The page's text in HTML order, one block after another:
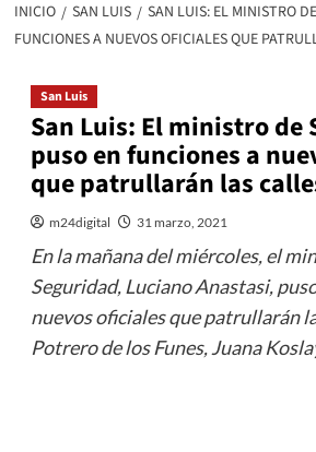
INICIO SAN LUIS
SAN LUIS: EL MINISTRO
FUNCIONES A NUEVOS OFICIALES QUE
San Luis
San Luis: El ministro de
puso en funciones a
que patrullarán las
m24digital 31 marzo, 2021
En la mañana del miércoles, el
Seguridad, Luciano Anastasi,
nuevos oficiales que patrullarán
Potrero de los Funes, Juana